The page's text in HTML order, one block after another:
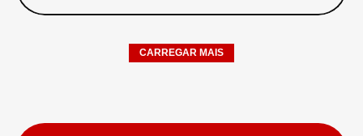
CARREGAR MAIS